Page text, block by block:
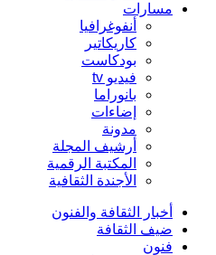
مسارات
أنفوغرافيا
كاريكاتير
بودكاست
فيديو tv
بانوراما
إضاءات
مدونة
أرشيف المجلة
المكتبة الرقمية
الأجندة الثقافية
أخبار الثقافة والفنون
ضيف الثقافة
فنون